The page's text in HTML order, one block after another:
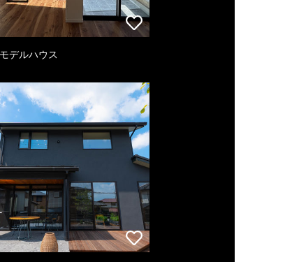
デルハウス